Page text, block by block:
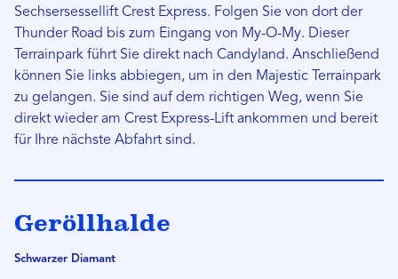
Sechsersessellift Crest Express. Folgen Sie von dort der
Thunder Road bis zum Eingang von My-O-My. Dieser
Terrainpark führt Sie direkt nach Candyland. Anschließend
können Sie links abbiegen, um in den Majestic Terrainpark
zu gelangen. Sie sind auf dem richtigen Weg, wenn Sie
direkt wieder am Crest Express-Lift ankommen und bereit
für Ihre nächste Abfahrt sind.
Geröllhalde
Schwarzer Diamant